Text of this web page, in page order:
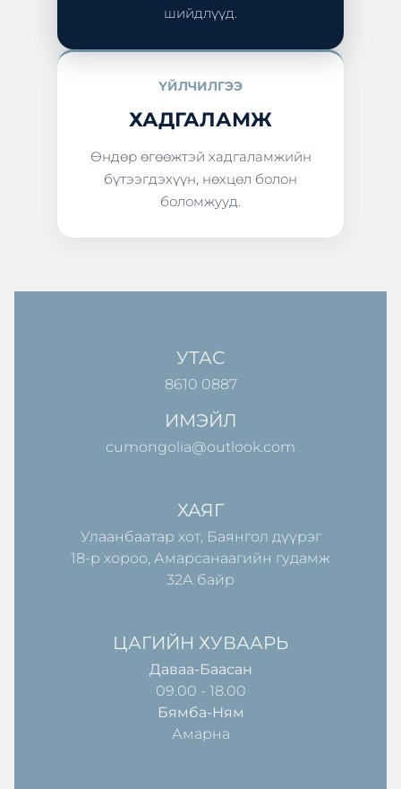
шийдлүүд.
ҮЙЛЧИЛГЭЭ
ХАДГАЛАМЖ
Өндөр өгөөжтэй хадгаламжийн
бүтээгдэхүүн, нөхцөл болон
боломжууд.
УТАС
8610 0887
ИМЭЙЛ
cumongolia@outlook.com
ХАЯГ
Улаанбаатар хот, Баянгол дүүрэг
18-р хороо, Амарсанаагийн гудамж
32А байр
ЦАГИЙН ХУВААРЬ
Даваа-Баасан
09.00 - 18.00
Бямба-Ням
Амарна